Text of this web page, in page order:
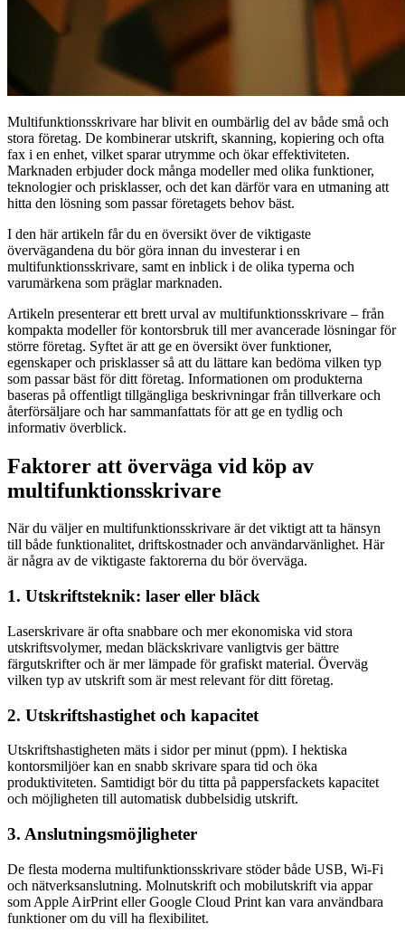
Multifunktionsskrivare har blivit en oumbärlig del av både små och
stora företag. De kombinerar utskrift, skanning, kopiering och ofta
fax i en enhet, vilket sparar utrymme och ökar effektiviteten.
Marknaden erbjuder dock många modeller med olika funktioner,
teknologier och prisklasser, och det kan därför vara en utmaning att
hitta den lösning som passar företagets behov bäst.
I den här artikeln får du en översikt över de viktigaste
övervägandena du bör göra innan du investerar i en
multifunktionsskrivare, samt en inblick i de olika typerna och
varumärkena som präglar marknaden.
Artikeln presenterar ett brett urval av multifunktionsskrivare – från
kompakta modeller för kontorsbruk till mer avancerade lösningar för
större företag. Syftet är att ge en översikt över funktioner,
egenskaper och prisklasser så att du lättare kan bedöma vilken typ
som passar bäst för ditt företag. Informationen om produkterna
baseras på offentligt tillgängliga beskrivningar från tillverkare och
återförsäljare och har sammanfattats för att ge en tydlig och
informativ överblick.
Faktorer att överväga vid köp av
multifunktionsskrivare
När du väljer en multifunktionsskrivare är det viktigt att ta hänsyn
till både funktionalitet, driftskostnader och användarvänlighet. Här
är några av de viktigaste faktorerna du bör överväga.
1. Utskriftsteknik: laser eller bläck
Laserskrivare är ofta snabbare och mer ekonomiska vid stora
utskriftsvolymer, medan bläckskrivare vanligtvis ger bättre
färgutskrifter och är mer lämpade för grafiskt material. Överväg
vilken typ av utskrift som är mest relevant för ditt företag.
2. Utskriftshastighet och kapacitet
Utskriftshastigheten mäts i sidor per minut (ppm). I hektiska
kontorsmiljöer kan en snabb skrivare spara tid och öka
produktiviteten. Samtidigt bör du titta på pappersfackets kapacitet
och möjligheten till automatisk dubbelsidig utskrift.
3. Anslutningsmöjligheter
De flesta moderna multifunktionsskrivare stöder både USB, Wi-Fi
och nätverksanslutning. Molnutskrift och mobilutskrift via appar
som Apple AirPrint eller Google Cloud Print kan vara användbara
funktioner om du vill ha flexibilitet.